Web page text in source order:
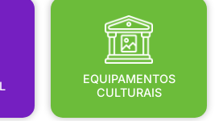
EQUIPAMENTOS
CULTURAIS
EQUIPAMENTOS
CULTURAIS